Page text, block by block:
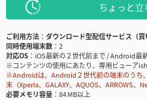
ちょっと立
ご利用方法
ダウンロード型配信サービス（買
同時使用端末数
2
対応OS
iOS最新の２世代前まで / Android最
※コンテンツの使用にあたり、専用ビューア
※Androidは、Android２世代前の端末のうち
末（Xperia、GALAXY、AQUOS、ARROWS、
必要メモリ容量
84 MB以上